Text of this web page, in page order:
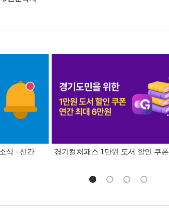
식 - 신간
경기컬처패스 1만원 도서 할인 쿠폰